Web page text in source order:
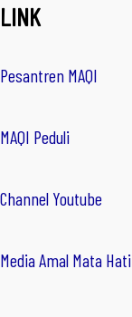
LINK
Pesantren MAQI
MAQI Peduli
Channel Youtube
Media Amal Mata Hati